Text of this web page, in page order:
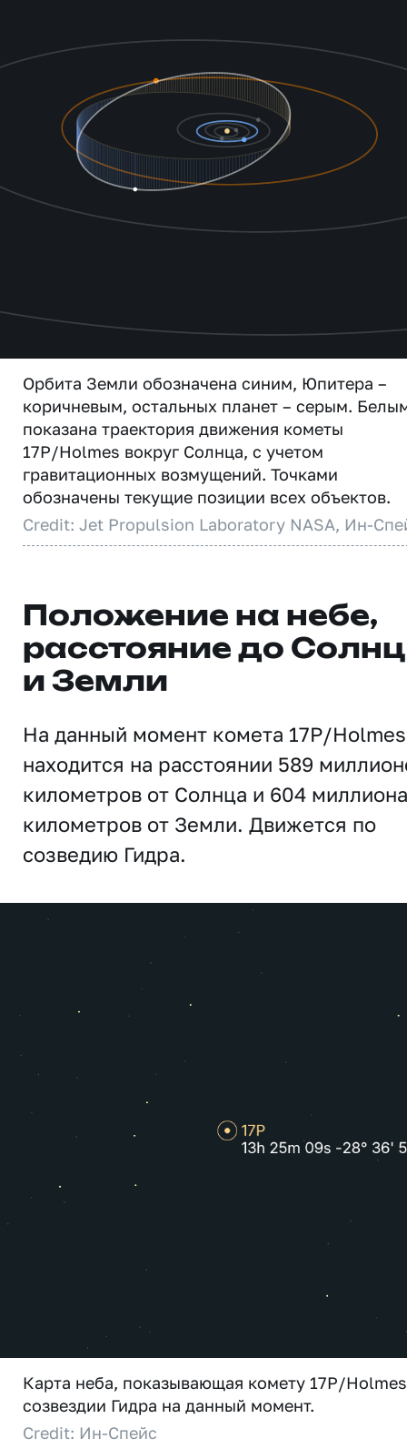
Орбита Земли обозначена синим, Юпитера –
коричневым, остальных планет – серым.
показана траектория движения кометы
17P/Holmes вокруг Солнца, с учетом
гравитационных возмущений. Точками
обозначены текущие позиции всех объектов.
Credit: Jet Propulsion Laboratory NASA, Ин-
Положение на небе,
расстояние до
и Земли
На данный момент комета 17P/Holmes
находится на расстоянии 589
километров от Солнца и 604 миллиона
километров от Земли. Движется по
созведию Гидра.
Карта неба, показывающая комету 17P/
созвездии Гидра на данный момент.
Credit: Ин-Спейс